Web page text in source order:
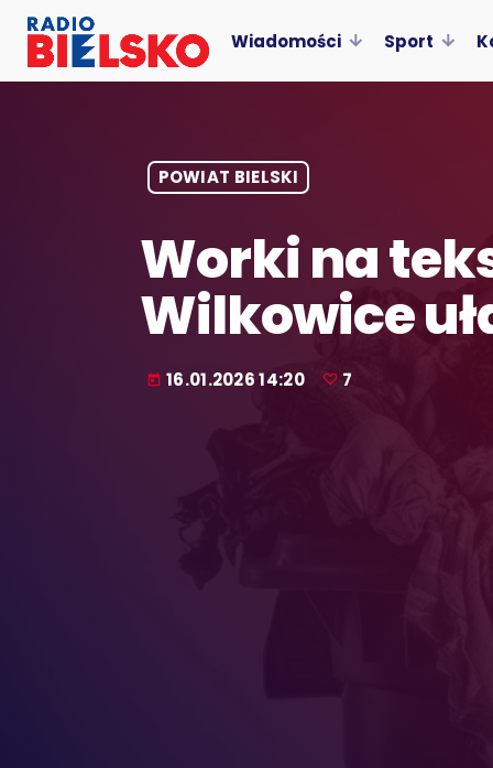
Wiadomości Sport
POWIAT BIELSKI
Worki na
Wilkowice
today 16.01.2026 14:20 7